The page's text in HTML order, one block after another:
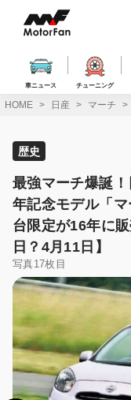
ス
車ニュース チューニング
HOME 日産 マーチ
歴史
最強マーチ爆誕
年記念モデル「
台限定が16年に
日？4月11日】
写真17枚目